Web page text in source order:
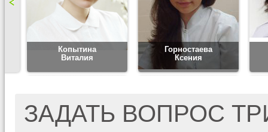
Копытина
Виталия
Горностаева
Ксения
ЗАДАТЬ ВОПРОС